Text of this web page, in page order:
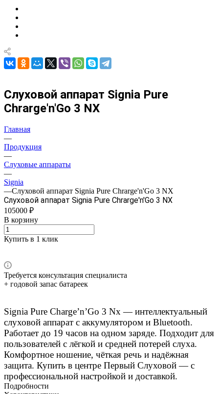
Слуховой аппарат Signiа Pure
Chrarge'n'Go 3 NX
Главная
—
Продукция
—
Слуховые аппараты
—
Signia
—Слуховой аппарат Signiа Pure Chrarge'n'Go 3 NX
Слуховой аппарат Signiа Pure Chrarge'n'Go 3 NX
105000 ₽
В корзину
Купить в 1 клик
Требуется консультация специалиста
+ годовой запас батареек
Signia Pure Charge’n’Go 3 Nx — интеллектуальный
слуховой аппарат с аккумулятором и Bluetooth.
Работает до 19 часов на одном заряде. Подходит для
пользователей с лёгкой и средней потерей слуха.
Комфортное ношение, чёткая речь и надёжная
защита. Купить в центре Первый Слуховой — с
профессиональной настройкой и доставкой.
Подробности